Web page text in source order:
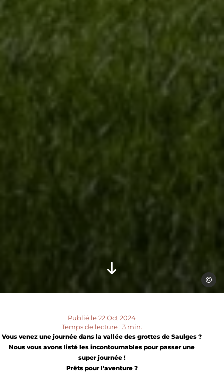
Publié le 22 Oct 2024
Temps de lecture : 3 min.
Vous venez une journée dans la vallée des grottes de Saulges ?
Nous vous avons listé les incontournables pour passer une
super journée !
Prêts pour l’aventure ?